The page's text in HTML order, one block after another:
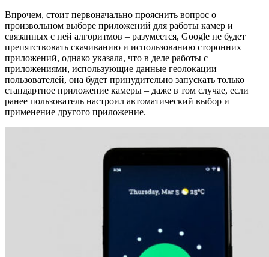
Впрочем, стоит первоначально прояснить вопрос о
произвольном выборе приложений для работы камер и
связанных с ней алгоритмов – разумеется, Google не будет
препятствовать скачиванию и использованию сторонних
приложений, однако указала, что в деле работы с
приложениями, использующие данные геолокации
пользователей, она будет принудительно запускать только
стандартное приложение камеры – даже в том случае, если
ранее пользователь настроил автоматический выбор и
применение другого приложение.